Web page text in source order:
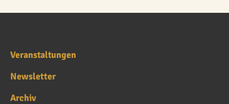
Veranstaltungen
Newsletter
Archiv